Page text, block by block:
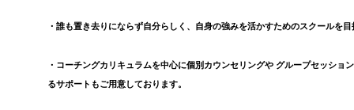
・誰も置き去りにならず自分らしく、自身の強みを活かすためのスクールを
・コーチングカリキュラムを中心に個別カウンセリングや グループセッショ
るサポートもご用意しております。